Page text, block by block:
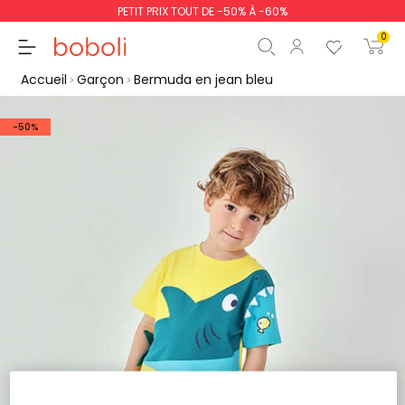
PETIT PRIX TOUT DE -50% À -60%
0
Commencer la
Accueil Garçon Bermuda en jean bleu
-50%